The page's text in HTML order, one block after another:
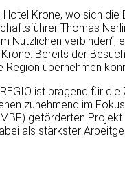
Krone, wo sich
Thomas
Nützlichen
Bereits der
übernehmen
ist prägend für
zunehmend im
geförderten
als stärkster